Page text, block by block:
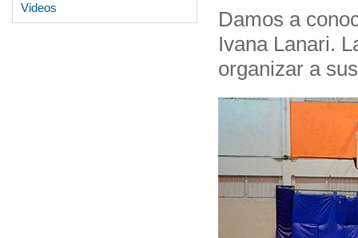
Videos
Damos a
Ivana Lanari.
organizar a